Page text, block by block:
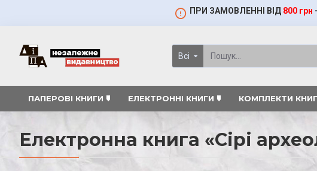
ПРИ ЗАМОВЛЕННІ ВІД 800 грн
Всі
ПАПЕРОВІ КНИГИ 🠷 ЕЛЕКТРОННІ КНИГИ 🠷 КОМПЛЕКТИ КНИГ
Електронна книга «Сірі